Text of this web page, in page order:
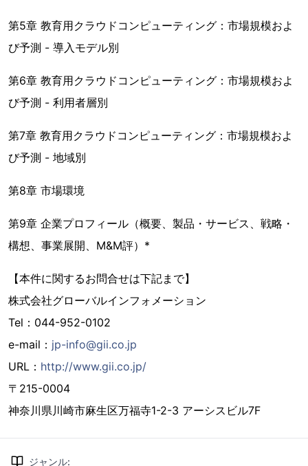
第5章 教育用クラウドコンピューティング：市場規模およ
び予測 - 導入モデル別
第6章 教育用クラウドコンピューティング：市場規模およ
び予測 - 利用者層別
第7章 教育用クラウドコンピューティング：市場規模およ
び予測 - 地域別
第8章 市場環境
第9章 企業プロフィール（概要、製品・サービス、戦略・
構想、事業展開、M&M評）*
【本件に関するお問合せは下記まで】
株式会社グローバルインフォメーション
Tel：044-952-0102
e-mail： jp-info@gii.co.jp
URL： http://www.gii.co.jp/
〒215-0004
神奈川県川崎市麻生区万福寺1-2-3 アーシスビル7F
ジャンル: